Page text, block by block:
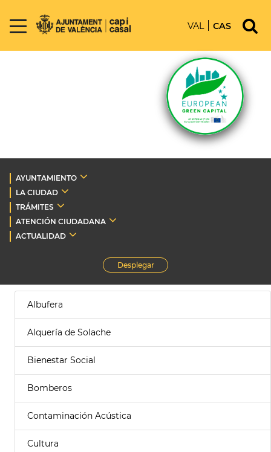
VAL CAS
AYUNTAMIENTO
LA CIUDAD
TRÁMITES
ATENCIÓN CIUDADANA
ACTUALIDAD
Desplegar
Albufera
Alquería de Solache
Bienestar Social
Bomberos
Contaminación Acústica
Cultura